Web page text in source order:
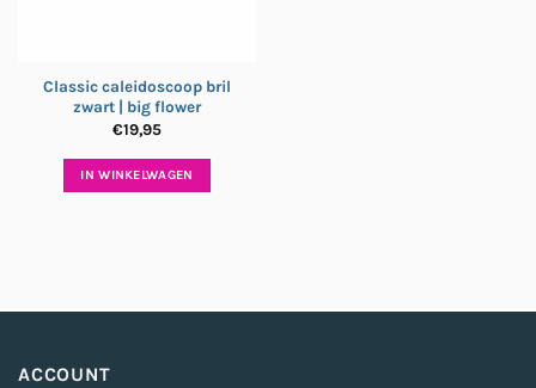
Classic caleidoscoop bril
zwart | big flower
€19,95
IN WINKELWAGEN
ACCOUNT